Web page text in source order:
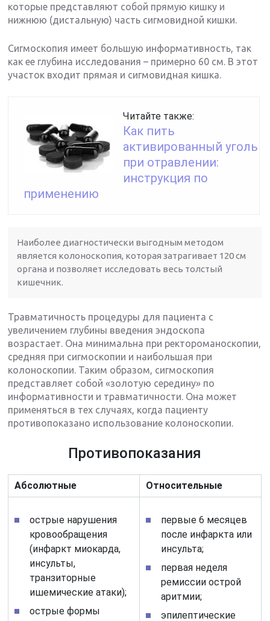
которые представляют собой прямую кишку и
нижнюю (дистальную) часть сигмовидной кишки.
Сигмоскопия имеет большую информативность, так
как ее глубина исследования – примерно 60 см. В этот
участок входит прямая и сигмовидная кишка.
Читайте также:
Как пить
активированный уголь
при отравлении:
инструкция по
применению
Наиболее диагностически выгодным методом
является колоноскопия, которая затрагивает 120 см
органа и позволяет исследовать весь толстый
кишечник.
Травматичность процедуры для пациента с
увеличением глубины введения эндоскопа
возрастает. Она минимальна при ректороманоскопии,
средняя при сигмоскопии и наибольшая при
колоноскопии. Таким образом, сигмоскопия
представляет собой «золотую середину» по
информативности и травматичности. Она может
применяться в тех случаях, когда пациенту
противопоказано использование колоноскопии.
Противопоказания
Абсолютные Относительные
острые нарушения
кровообращения
(инфаркт миокарда,
инсульты,
транзиторные
ишемические атаки);
острые формы
первые 6 месяцев
после инфаркта или
инсульта;
первая неделя
ремиссии острой
аритмии;
эпилептические